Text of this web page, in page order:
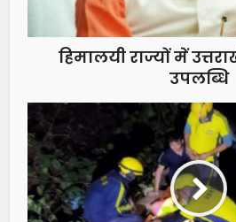
हिमालयी राज्यों में
उपलब्धि